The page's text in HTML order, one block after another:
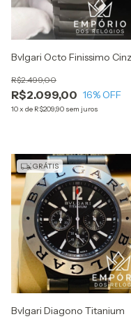
Bvlgari Octo Finissimo
R$2.099,00
R$2.499,00
16% OFF
10x de R$209,90 sem juros
GRÁTIS
Bvlgari Diagono Titanium